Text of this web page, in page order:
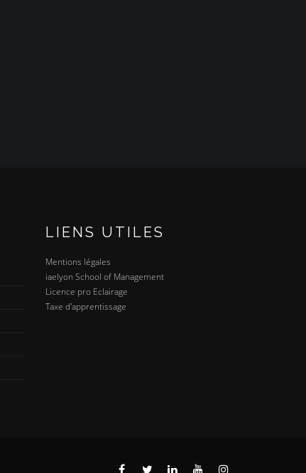
LIENS UTILES
Mentions légales
iaelyon School of Management
Licence pro Eclairage
Taxe d'apprentissage